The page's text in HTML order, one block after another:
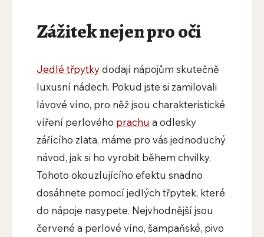
Zážitek nejen pro oči
Jedlé třpytkydodají nápojům skutečně
luxusní nádech. Pokud jste si zamilovali
lávové víno, pro něž jsou charakteristické
víření perlového prachu a odlesky
zářícího zlata, máme pro vás jednoduchý
návod, jak si ho vyrobit během chvilky.
Tohoto okouzlujícího efektu snadno
dosáhnete pomocí jedlých třpytek, které
do nápoje nasypete. Nejvhodnější jsou
červené a perlové víno, šampaňské, pivo